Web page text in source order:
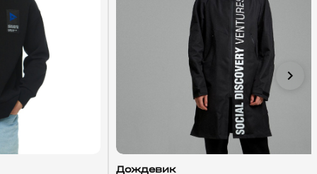
Дождевик
chevron_right